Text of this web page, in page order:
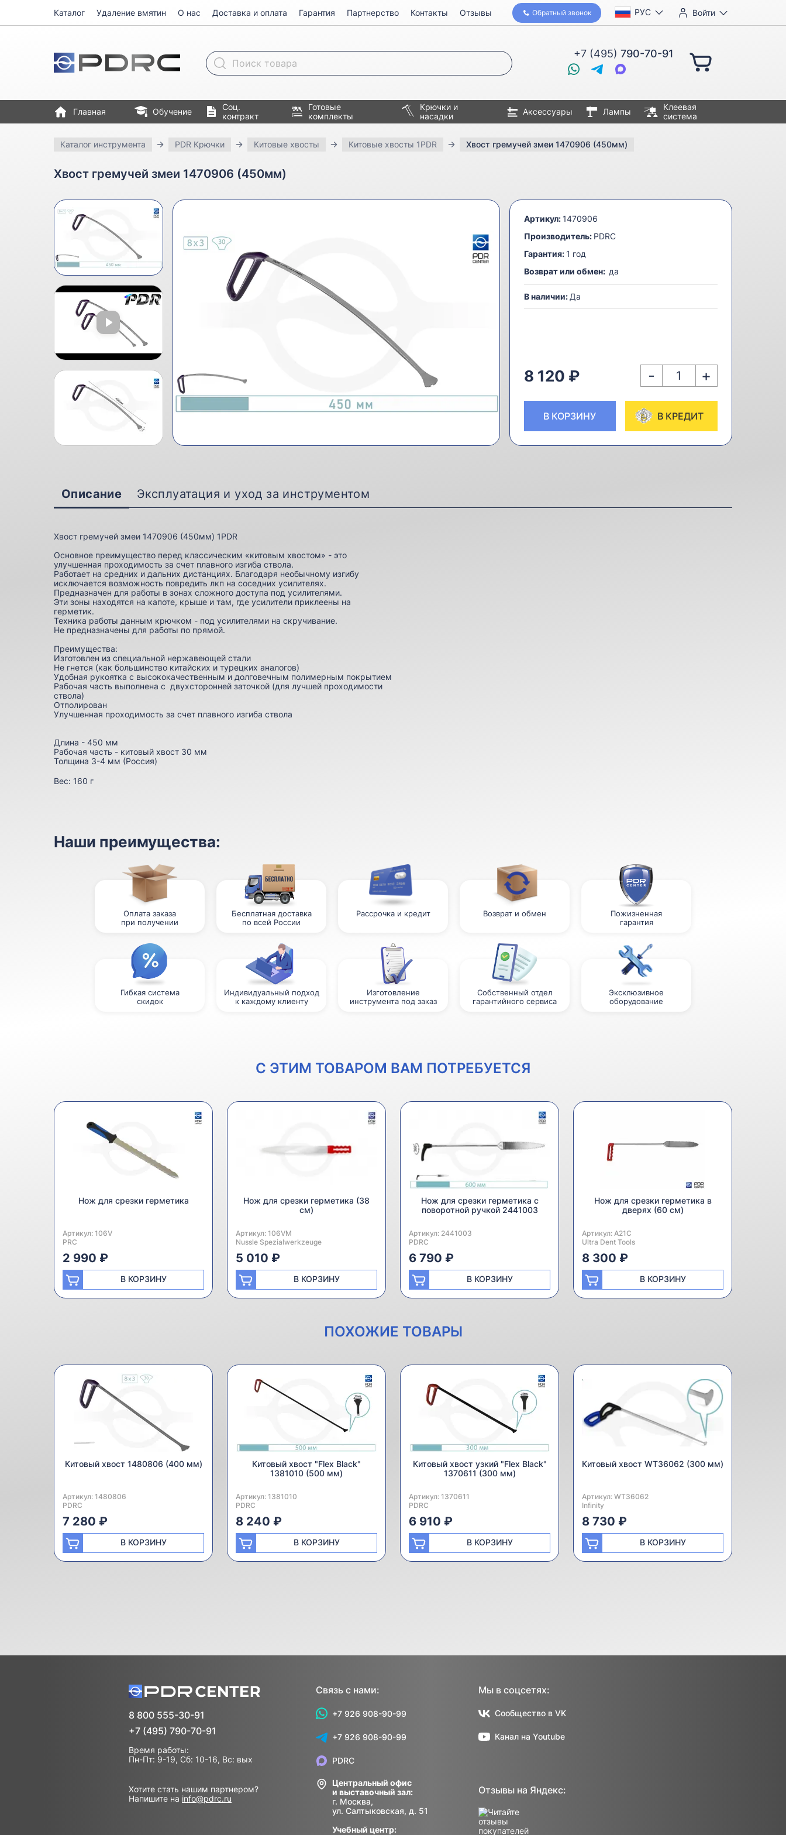
РУС Войти
Обратный звонок
+7 (495) 790-70-91
Поиск товара
Каталог Удаление вмятин О нас Доставка и оплата Гарантия Партнерство Контакты Отзывы
Главная Обучение
Соц.
контракт
Готовые
комплекты
Крючки и
насадки
Аксессуары Лампы
Клеевая
система
Каталог инструмента PDR Крючки Китовые хвосты Китовые хвосты 1PDR Хвост гремучей змеи 1470906 (450мм)
Хвост гремучей змеи 1470906 (450мм)
Артикул: 1470906
Производитель: PDRC
Гарантия: 1 год
Возврат или обмен: да
В наличии: Да
8 120 ₽ - +
В КОРЗИНУ В КРЕДИТ
Описание Эксплуатация и уход за инструментом
Хвост гремучей змеи 1470906 (450мм) 1PDR
Основное преимущество перед классическим «китовым хвостом» - это
улучшенная проходимость за счет плавного изгиба ствола.
Работает на средних и дальних дистанциях. Благодаря необычному изгибу
исключается возможность повредить лкп на соседних усилителях.
Предназначен для работы в зонах сложного доступа под усилителями.
Эти зоны находятся на капоте, крыше и там, где усилители приклеены на
герметик.
Техника работы данным крючком - под усилителями на скручивание.
Не предназначены для работы по прямой.
Преимущества:
Изготовлен из специальной нержавеющей стали
Не гнется (как большинство китайских и турецких аналогов)
Удобная рукоятка с высококачественным и долговечным полимерным покрытием
Рабочая часть выполнена с двухсторонней заточкой (для лучшей проходимости
ствола)
Отполирован
Улучшенная проходимость за счет плавного изгиба ствола
Длина - 450 мм
Рабочая часть - китовый хвост 30 мм
Толщина 3-4 мм (Россия)
Вес: 160 г
Наши преимущества:
Оплата заказа
при получении
Бесплатная доставка
по всей России
Рассрочка и кредит Возврат и обмен
Пожизненная
гарантия
Гибкая система
скидок
Индивидуальный подход
к каждому клиенту
Изготовление
инструмента под заказ
Собственный отдел
гарантийного сервиса
Эксклюзивное
оборудование
С ЭТИМ ТОВАРОМ ВАМ ПОТРЕБУЕТСЯ
Нож для срезки герметика
Артикул: 106V
Производитель:
PRC
2 990 ₽
В КОРЗИНУ
Нож для срезки герметика (38
см)
Артикул: 106VM
Производитель:
Nussle Spezialwerkzeuge
5 010 ₽
В КОРЗИНУ
Нож для срезки герметика с
поворотной ручкой 2441003
Артикул: 2441003
Производитель:
PDRC
6 790 ₽
В КОРЗИНУ
Нож для срезки герметика в
дверях (60 см)
Артикул: A21C
Производитель:
Ultra Dent Tools
8 300 ₽
В КОРЗИНУ
ПОХОЖИЕ ТОВАРЫ
Китовый хвост 1480806 (400 мм)
Артикул: 1480806
Производитель:
PDRC
7 280 ₽
В КОРЗИНУ
Китовый хвост "Flex Black"
1381010 (500 мм)
Артикул: 1381010
Производитель:
PDRC
8 240 ₽
В КОРЗИНУ
Китовый хвост узкий "Flex Black"
1370611 (300 мм)
Артикул: 1370611
Производитель:
PDRC
6 910 ₽
В КОРЗИНУ
Китовый хвост WT36062 (300 мм)
Артикул: WT36062
Производитель:
Infinity
8 730 ₽
В КОРЗИНУ
8 800 555-30-91
+7 (495) 790-70-91
Время работы:
Пн-Пт: 9-19, Сб: 10-16, Вс: вых
Хотите стать нашим партнером?
Напишите на info@pdrc.ru
Связь с нами:
+7 926 908-90-99
+7 926 908-90-99
Центральный офис
и выставочный зал:
г. Москва,
ул. Салтыковская, д. 51
Учебный центр:
PDRC
Мы в соцсетях:
Сообщество в VK
Канал на Youtube
Отзывы на Яндекс: